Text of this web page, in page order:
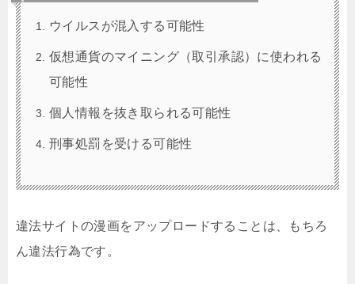
ウイルスが混入する可能性
仮想通貨のマイニング（取引承認）に使われる
可能性
個人情報を抜き取られる可能性
刑事処罰を受ける可能性
違法サイトの漫画をアップロードすることは、もちろ
ん違法行為です。